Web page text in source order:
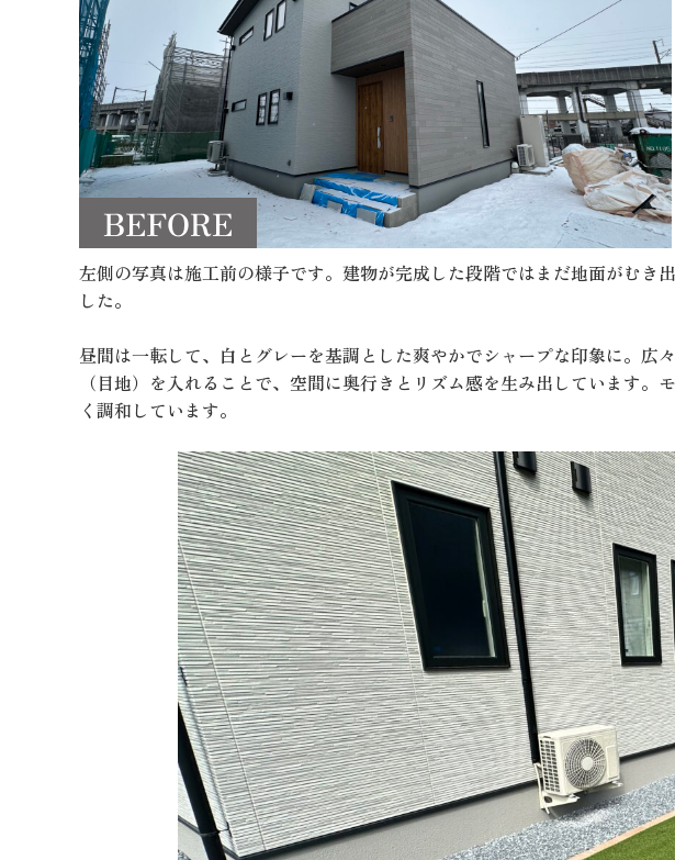
左側の写真は施工前の様子です。建物が完成した段階ではまだ地面がむ
した。
昼間は一転して、白とグレーを基調とした爽やかでシャープな印象に。
（目地）を入れることで、空間に奥行きとリズム感を生み出しています
く調和しています。